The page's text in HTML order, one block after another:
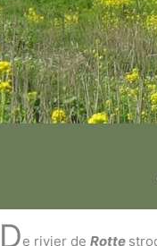
De rivier de Rotte